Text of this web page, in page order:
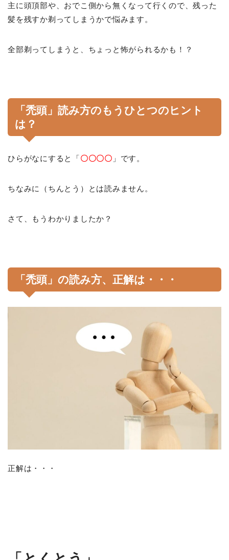
主に頭頂部や、おでこ側から無くなって行くので、残った
髪を残すか剃ってしまうかで悩みます。
全部剃ってしまうと、ちょっと怖がられるかも！？
「禿頭」読み方のもうひとつのヒント
は？
ひらがなにすると「〇〇〇〇 」です。
ちなみに（ちんとう）とは読みません。
さて、もうわかりましたか？
「禿頭」の読み方、正解は・・・
正解は・・・